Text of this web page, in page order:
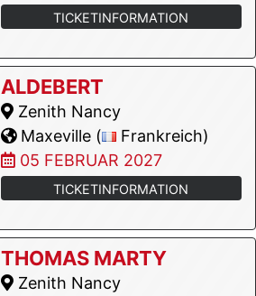
TICKETINFORMATION
ALDEBERT
Zenith Nancy
Maxeville (
Frankreich)
05 FEBRUAR 2027
TICKETINFORMATION
THOMAS MARTY
Zenith Nancy